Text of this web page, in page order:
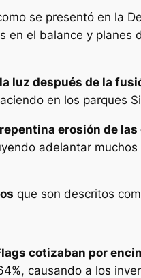
se presentó en la
en el balance y
luz después de la
en los parques
erosión de
adelantar
que son descritos
cotizaban por
causando a los